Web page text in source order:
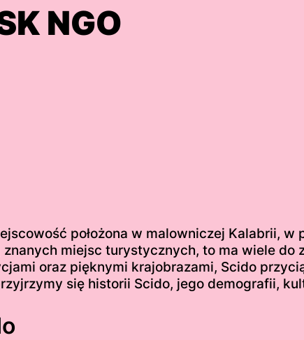
NGO
położona w malowniczej Kalabrii,
miejsc turystycznych, to ma wiele
oraz pięknymi krajobrazami, Scido
się historii Scido, jego demografii,